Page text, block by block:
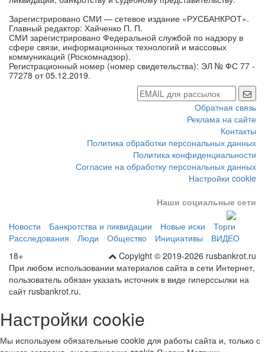
Зарегистрировано СМИ — сетевое издание «РУСБАНКРОТ».
Главный редактор: Хайченко П. П.
СМИ зарегистрировано Федеральной службой по надзору в
сфере связи, информационных технологий и массовых
коммуникаций (Роскомнадзор).
Регистрационный номер (номер свидетельства): ЭЛ № ФС 77 -
77278 от 05.12.2019.
Обратная связь
Реклама на сайте
Контакты
Политика обработки персональных данных
Политика конфиденциальности
Согласие на обработку персональных данных
Настройки cookie
Торги
Расследования
Люди Общество Инициативы
ВИДЕО
Copyight © 2019-2026 rusbankrot.ru
18+
При любом использовании материалов сайта в сети Интернет,
пользователь обязан указать источник в виде гиперссылки на
сайт rusbankrot.ru.
Настройки cookie
Мы используем обязательные cookie для работы сайта и, только с
вашего согласия, аналитические cookie Яндекс Метрики.